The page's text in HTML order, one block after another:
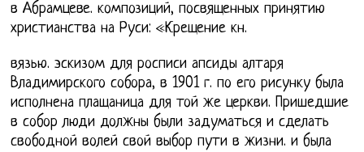
в Абрамцеве. композиций, посвященных принятию
христианства на Руси: «Крещение кн.
вязью. эскизом для росписи апсиды алтаря
Владимирского собора, в 1901 г. по его рисунку была
исполнена плащаница для той же церкви. Пришедшие
в собор люди должны были задуматься и сделать
свободной волей свой выбор пути в жизни. и была